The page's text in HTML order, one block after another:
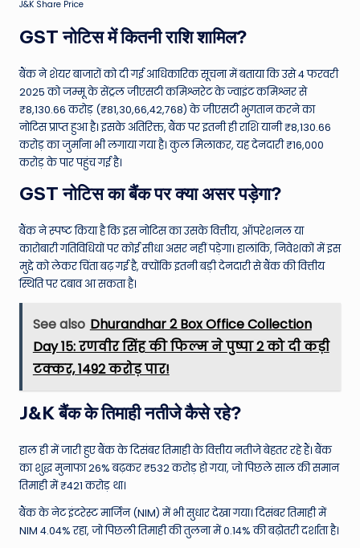
J&K Share Price
GST नोटिस में कितनी राशि शामिल?
बैंक ने शेयर बाजारों को दी गई आधिकारिक सूचना में बताया कि उसे 4 फरवरी
2025 को जम्मू के सेंट्रल जीएसटी कमिश्नरेट के ज्वाइंट कमिश्नर से
₹8,130.66 करोड़ (₹81,30,66,42,768) के जीएसटी भुगतान करने का
नोटिस प्राप्त हुआ है। इसके अतिरिक्त, बैंक पर इतनी ही राशि यानी ₹8,130.66
करोड़ का जुर्माना भी लगाया गया है। कुल मिलाकर, यह देनदारी ₹16,000
करोड़ के पार पहुंच गई है।
GST नोटिस का बैंक पर क्या असर पड़ेगा?
बैंक ने स्पष्ट किया है कि इस नोटिस का उसके वित्तीय, ऑपरेशनल या
कारोबारी गतिविधियों पर कोई सीधा असर नहीं पड़ेगा। हालांकि, निवेशकों में इस
मुद्दे को लेकर चिंता बढ़ गई है, क्योंकि इतनी बड़ी देनदारी से बैंक की वित्तीय
स्थिति पर दबाव आ सकता है।
See also Dhurandhar 2 Box Office Collection
Day 15: रणवीर सिंह की फिल्म ने पुष्पा 2 को दी कड़ी
टक्कर, 1492 करोड़ पार!
J&K बैंक के तिमाही नतीजे कैसे रहे?
हाल ही में जारी हुए बैंक के दिसंबर तिमाही के वित्तीय नतीजे बेहतर रहे हैं। बैंक
का शुद्ध मुनाफा 26% बढ़कर ₹532 करोड़ हो गया, जो पिछले साल की समान
तिमाही में ₹421 करोड़ था।
बैंक के नेट इंटरेस्ट मार्जिन (NIM) में भी सुधार देखा गया। दिसंबर तिमाही में
NIM 4.04% रहा, जो पिछली तिमाही की तुलना में 0.14% की बढ़ोतरी दर्शाता है।